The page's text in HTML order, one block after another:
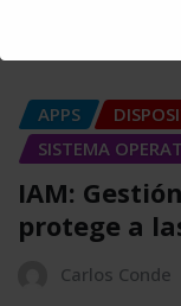
APPS
SISTEMA
IAM:
protege a
Carlos Conde